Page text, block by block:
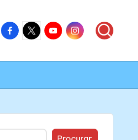
Facebook
–
Nós
X
–
Nós
Youtube
–
Nós
Instagram
–
Nós